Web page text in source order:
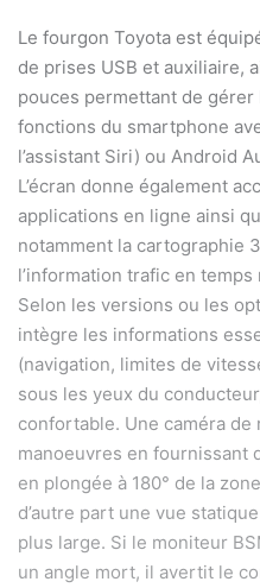
Le fourgon Toyota est
de prises USB et auxiliaire,
pouces permettant de
fonctions du smartphone
l’assistant Siri) ou Android
L’écran donne également
applications en ligne ainsi
notamment la cartographie
l’information trafic en
Selon les versions ou les
intègre les informations
(navigation, limites de
sous les yeux du
confortable. Une caméra
manoeuvres en fournissant
en plongée à 180° de la
d’autre part une vue
plus large. Si le moniteur
un angle mort, il avertit le